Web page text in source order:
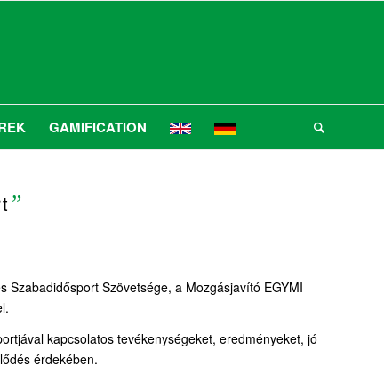
GAMIFICATION
”
Szövetsége, a Mozgásjavító EGYMI
kapcsolatos tevékenységeket, eredményeket, jó
érdekében.